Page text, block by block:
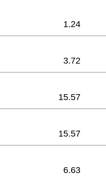
1.24
3.72
15.57
15.57
6.63